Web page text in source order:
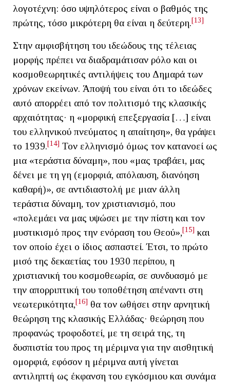
λογοτέχνη: όσο υψηλότερος είναι ο βαθμός της
πρώτης, τόσο μικρότερη θα είναι η δεύτερη.[13]
Στην αμφισβήτηση του ιδεώδους της τέλειας
μορφής πρέπει να διαδραμάτισαν ρόλο και οι
κοσμοθεωρητικές αντιλήψεις του Δημαρά των
χρόνων εκείνων. Άποψή του είναι ότι το ιδεώδες
αυτό απορρέει από τον πολιτισμό της κλασικής
αρχαιότητας· η «μορφική επεξεργασία […] είναι
του ελληνικού πνεύματος η απαίτηση», θα γράψει
το 1939.[14] Τον ελληνισμό όμως τον κατανοεί ως
μια «τεράστια δύναμη», που «μας τραβάει, μας
δένει με τη γη (εμορφιά, απόλαυση, διανόηση
καθαρή)», σε αντιδιαστολή με μιαν άλλη
τεράστια δύναμη, τον χριστιανισμό, που
«πολεμάει να μας υψώσει με την πίστη και τον
μυστικισμό προς την ενόραση του Θεού»,[15] και
τον οποίο έχει ο ίδιος ασπαστεί. Έτσι, το πρώτο
μισό της δεκαετίας του 1930 περίπου, η
χριστιανική του κοσμοθεωρία, σε συνδυασμό με
την απορριπτική του τοποθέτηση απέναντι στη
νεωτερικότητα,[16] θα τον ωθήσει στην αρνητική
θεώρηση της κλασικής Ελλάδας· θεώρηση που
προφανώς τροφοδοτεί, με τη σειρά της, τη
δυσπιστία του προς τη μέριμνα για την αισθητική
ομορφιά, εφόσον η μέριμνα αυτή γίνεται
αντιληπτή ως έκφανση του εγκόσμιου και συνάμα